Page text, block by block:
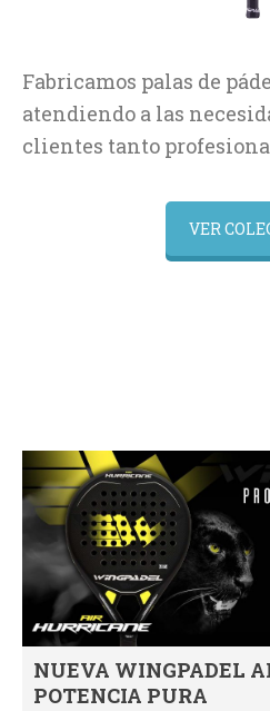
Fabricamos palas de
atendiendo a las
clientes tanto
VER
NUEVA WINGPADEL
POTENCIA PURA